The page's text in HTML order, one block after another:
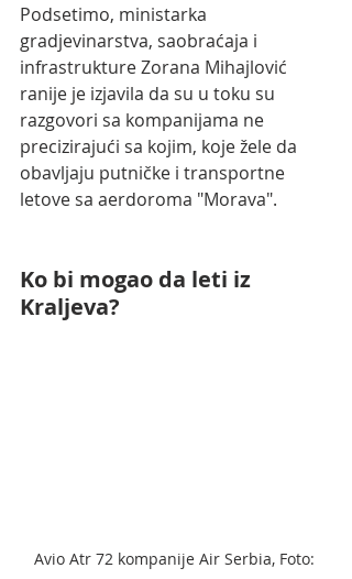
Podsetimo, ministarka
gradjevinarstva, saobraćaja i
infrastrukture Zorana Mihajlović
ranije je izjavila da su u toku su
razgovori sa kompanijama ne
precizirajući sa kojim, koje žele da
obavljaju putničke i transportne
letove sa aerdoroma "Morava".
Ko bi mogao da leti iz
Kraljeva?
Avio Atr 72 kompanije Air Serbia, Foto: